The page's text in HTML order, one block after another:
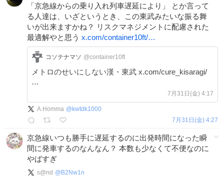
「京急線からの乗り入れ列車遅延により」 とか言って
る人達は、いざというとき、この東武みたいな振る舞
いが出来ますかね？ リスクマネジメントに配慮された
最適解やと思う x.com/container10ft/…
コソテナマソ @container10ft
メトロのせいにしない漢・東武 x.com/cure_kisaragi/
…
7月31日(金) 4:17
A.Homma @ kwtdk1000
7月31日(金) 4:27
京急線いつも勝手に遅延するのに出発時間になった瞬
間に発車するのなんなん？ 本数も少なくて不便なのに
やばすぎ
s@nd @ B2Nw1n